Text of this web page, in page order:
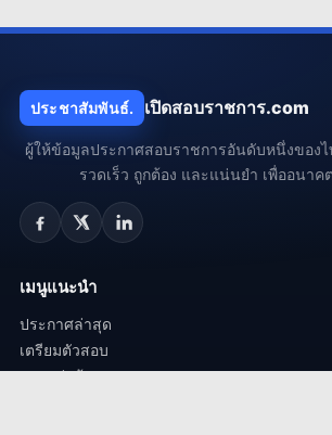
ประชาสัมพันธ์. เปิดสอบราชการ.com
ผู้ให้ข้อมูลประกาศสอบราชการอันดับหนึ่งของ
รวดเร็ว ถูกต้อง และแน่นยำ เพื่ออนาค
เมนูแนะนำ
ประกาศล่าสุด
เตรียมตัวสอบ
สาระน่ารู้